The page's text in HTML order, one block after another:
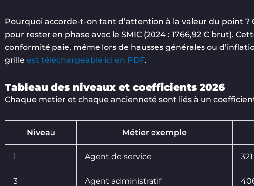
Pourquoi accorde-t-on tant d’attention à la valeur du point ?
pour rester en phase avec le SMIC (2024 : 1766,92 € brut).
conformité paie, même lors de hausses générales ou
grille est téléchargeable ici en PDF.
Tableau des niveaux et coefficients 2026
Chaque metier et chaque ancienneté sont liés à un
Niveau Métier exemple
1 Agent de service 321
3 Agent administratif